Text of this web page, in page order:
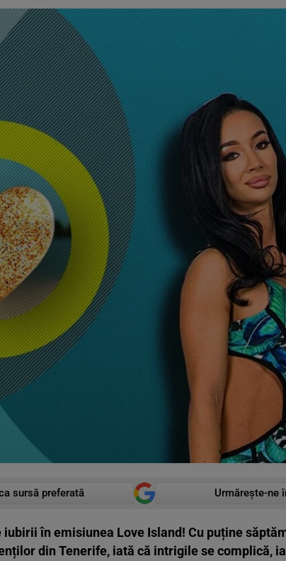
sursă preferată Urmărește-ne
în emisiunea Love Island! Cu puține
din Tenerife, iată că intrigile se complică,